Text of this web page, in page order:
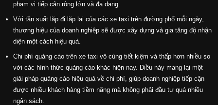
phạm vi tiếp cận rộng lớn và đa dạng.
Với tần suất lặp đi lặp lại của các xe taxi trên đường phố mỗi ngày,
thương hiệu của doanh nghiệp sẽ được xây dựng và gia tăng độ nhận
diện một cách hiệu quả.
Chi phí quảng cáo trên xe taxi vô cùng tiết kiệm và thấp hơn nhiều so
với các hình thức quảng cáo khác hiện nay. Điều này mang lại một
giải pháp quảng cáo hiệu quả về chi phí, giúp doanh nghiệp tiếp cận
được nhiều khách hàng tiềm năng mà không phải đầu tư quá nhiều
ngân sách.